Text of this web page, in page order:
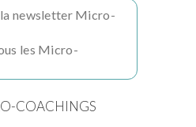
newsletter Micro-
les Micro-
COACHINGS